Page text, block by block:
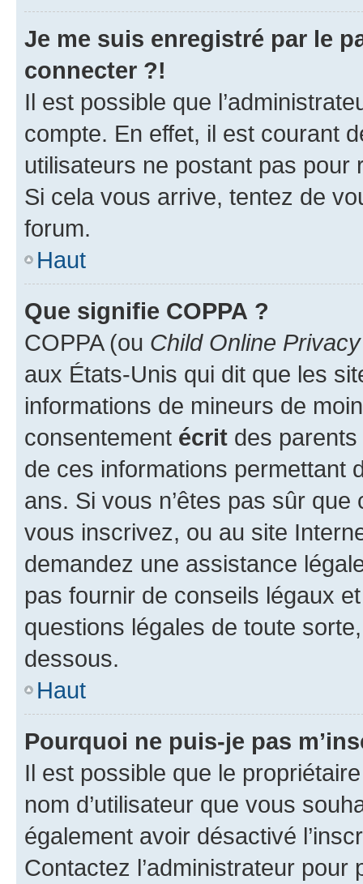
Je me suis enregistré par le
connecter ?!
Il est possible que
compte. En effet, il est courant
utilisateurs ne postant pas pour
Si cela vous arrive, tentez de
forum.
Haut
Que signifie COPPA ?
COPPA (ou Child Online
aux États-Unis qui dit que les
informations de mineurs de
consentement écrit des parents
de ces informations permettant
ans. Si vous n’êtes pas sûr
vous inscrivez, ou au site
demandez une assistance
pas fournir de conseils légaux
questions légales de toute
dessous.
Haut
Pourquoi ne puis-je pas
Il est possible que le
nom d’utilisateur que vous
également avoir désactivé
Contactez l’administrateur